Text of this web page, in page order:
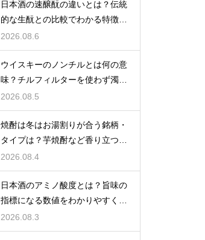
日本酒の速醸酛の違いとは？伝統
的な生酛との比較でわかる特徴を
解説
2026.08.6
ウイスキーのノンチルとは何の意
味？チルフィルターを使わず濁り
をあえて残す製法
2026.08.5
焼酎は冬はお湯割りが合う銘柄・
タイプは？芋焼酎など香り立つ本
格焼酎で体が温まる
2026.08.4
日本酒のアミノ酸度とは？旨味の
指標になる数値をわかりやすく解
説
2026.08.3